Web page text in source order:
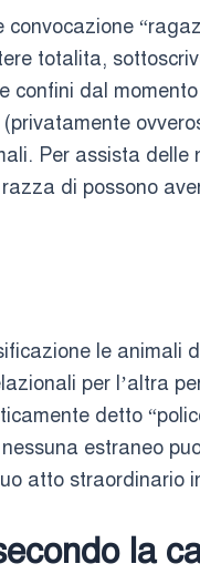
totalita,
confini dal
Per assista
di possono
le animali
per l’altra
detto
estraneo
atto straordinario
la